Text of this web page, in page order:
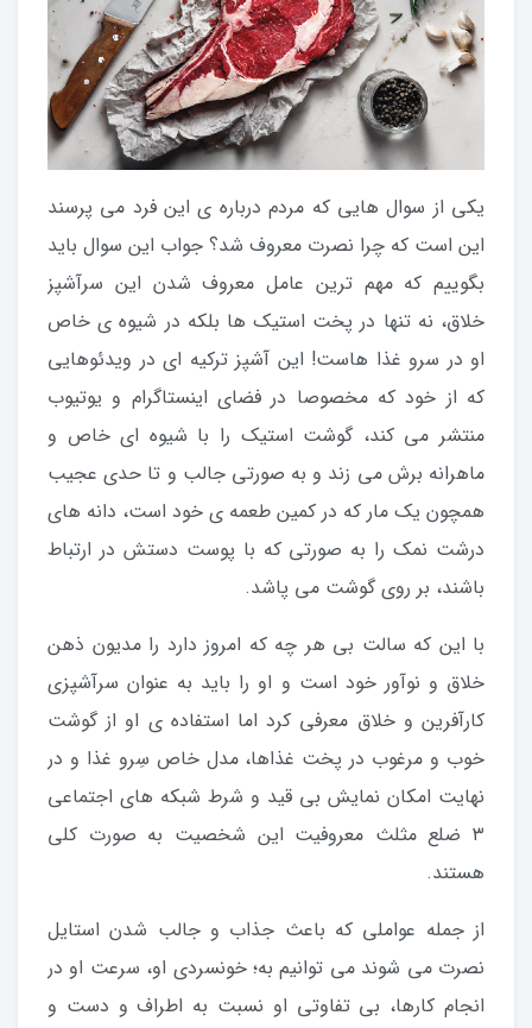
یکی از سوال هایی که مردم درباره ی این فرد می پرسند
این است که چرا نصرت معروف شد؟ جواب این سوال باید
بگوییم که مهم ترین عامل معروف شدن این سرآشپز
خلاق، نه تنها در پخت استیک ها بلکه در شیوه ی خاص
او در سرو غذا هاست! این آشپز ترکیه ای در ویدئوهایی
که از خود که مخصوصا در فضای اینستاگرام و یوتیوب
منتشر می کند، گوشت استیک را با شیوه ای خاص و
ماهرانه برش می زند و به صورتی جالب و تا حدی عجیب
همچون یک مار که در کمین طعمه ی خود است، دانه های
درشت نمک را به صورتی که با پوست دستش در ارتباط
باشند، بر روی گوشت می پاشد.
با این که سالت بی هر چه که امروز دارد را مدیون ذهن
خلاق و نوآور خود است و او را باید به عنوان سرآشپزی
کارآفرین و خلاق معرفی کرد اما استفاده ی او از گوشت
خوب و مرغوب در پخت غذاها، مدل خاص سِرو غذا و در
نهایت امکان نمایش بی قید و شرط شبکه های اجتماعی
۳ ضلع مثلث معروفیت این شخصیت به صورت کلی
هستند.
از جمله عواملی که باعث جذاب و جالب شدن استایل
نصرت می شوند می توانیم به؛ خونسردی او، سرعت او در
انجام کارها، بی تفاوتی او نسبت به اطراف و دست و